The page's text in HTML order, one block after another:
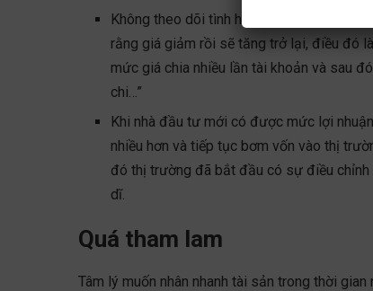
Không theo dõi tình hình thị trường và tin
rằng giá giảm rồi sẽ tăng trở lại, điều đó
mức giá chia nhiều lần tài khoản và sau
chi…”
Khi nhà đầu tư mới có được mức lợi
nhiều hơn và tiếp tục bơm vốn vào thị
đó thị trường đã bắt đầu có sự điều
dĩ.
Quá tham lam
Tâm lý muốn nhân nhanh tài sản trong thời